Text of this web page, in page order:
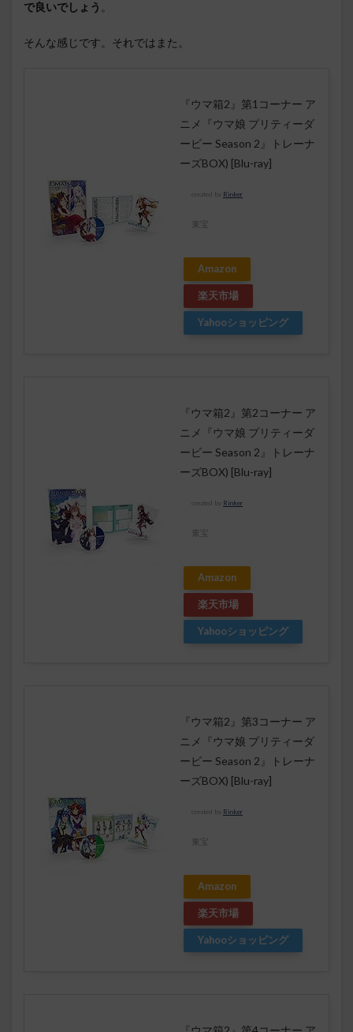
で良いでしょう 。
そんな感じです。それではまた。
『ウマ箱2』第1コーナー ア
ニメ『ウマ娘 プリティーダ
ービー Season 2』トレーナ
ーズBOX) [Blu-ray]
created by Rinker
東宝
Amazon
楽天市場
Yahooショッピング
『ウマ箱2』第2コーナー ア
ニメ『ウマ娘 プリティーダ
ービー Season 2』トレーナ
ーズBOX) [Blu-ray]
created by Rinker
東宝
Amazon
楽天市場
Yahooショッピング
『ウマ箱2』第3コーナー ア
ニメ『ウマ娘 プリティーダ
ービー Season 2』トレーナ
ーズBOX) [Blu-ray]
created by Rinker
東宝
Amazon
楽天市場
Yahooショッピング